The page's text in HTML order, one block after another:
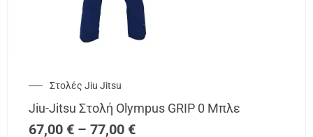
Στολές Jiu Jitsu
Jiu-Jitsu Στολή Olympus GRIP 0 Μπλε
67,00 € – 77,00 €